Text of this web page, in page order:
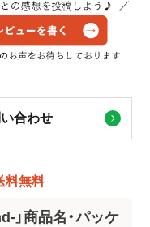
合わせ
料無料
」商品名・パッケ